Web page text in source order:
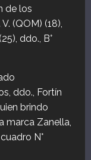
de los
(QOM) (18),
ddo., B°
ddo., Fortín
brindo
marca Zanella,
N°